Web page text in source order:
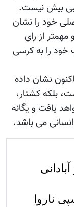
بیش نیست.
خود را نشان
از رای
خود را به کرسی
نشان داده
بلکه کشتار،
یافت و یگانه
می باشد.
ناروا